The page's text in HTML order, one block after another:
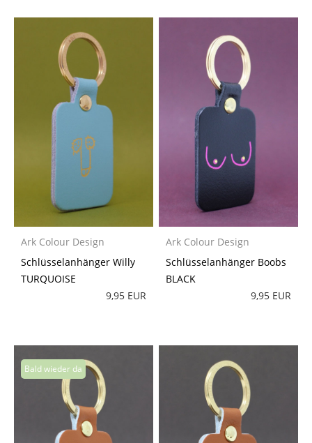
Ark Colour Design
Schlüsselanhänger Willy
TURQUOISE
9,95 EUR
Ark Colour Design
Schlüsselanhänger Boobs
BLACK
9,95 EUR